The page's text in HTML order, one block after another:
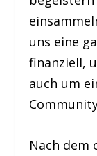
uns eine
finanziell,
auch um
Nach dem